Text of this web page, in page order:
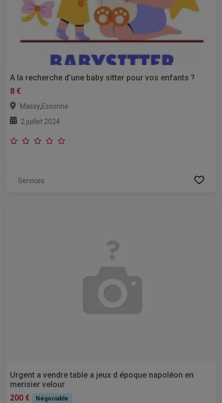
A la recherche d’une baby sitter pour vos enfants ?
8 €
Massy,Essonne
2 juillet 2024
Services
Urgent a vendre table a jeux d époque napoléon en
merisier velour
200 €
Négociable